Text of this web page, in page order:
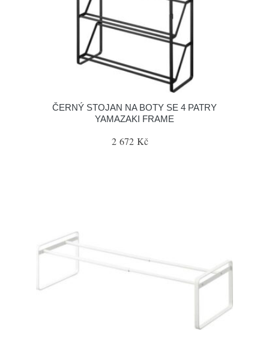
ČERNÝ STOJAN NA BOTY SE 4 PATRY
YAMAZAKI FRAME
2 672 Kč